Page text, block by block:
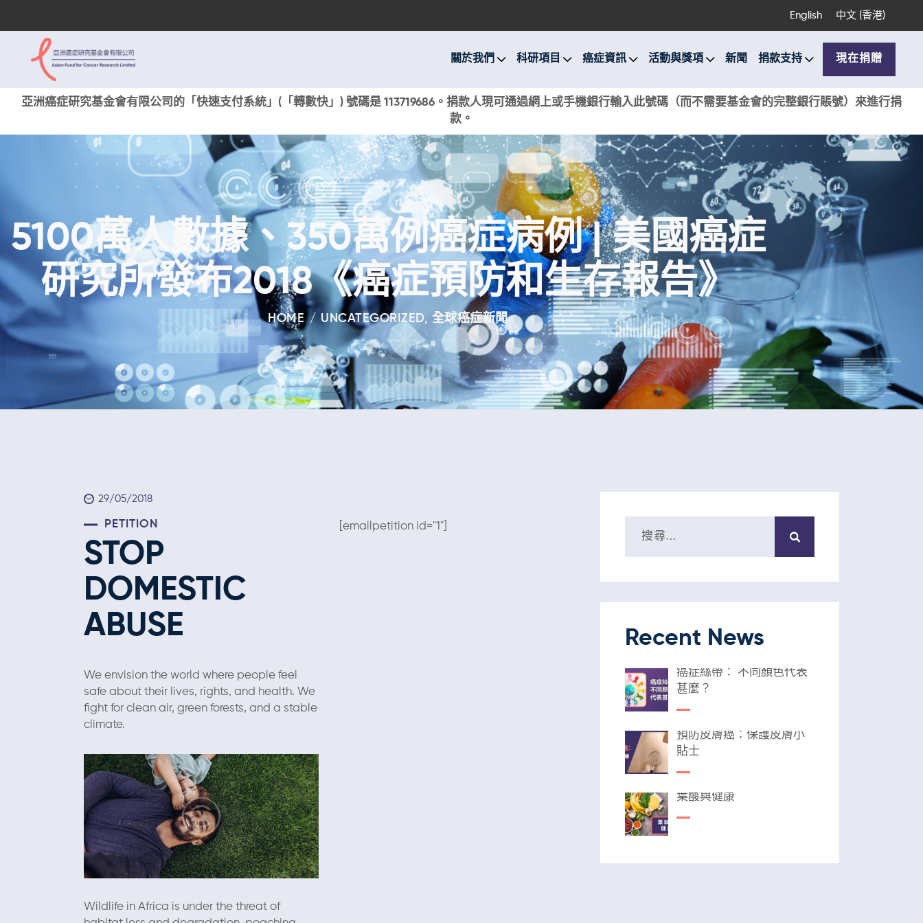
English 中文 (香港)
關於我們 科研項目 癌症資訊 活動與獎項 新聞 捐款支持 現在捐贈
亞洲癌症研究基金會有限公司的「快速支付系統」(「轉數快」) 號碼是 113719686。捐款人現可通過網上或手機銀行輸入此號碼（而不需要基金會的完整銀行賬號）來進行捐
款。
5100萬人數據、350萬例癌症病例 | 美國癌症
研究所發布2018《癌症預防和生存報告》
HOME UNCATEGORIZED, 全球癌症新聞
癌症資訊
活動與獎項
新聞
捐款支持
現在捐贈
29/05/2018
PETITION
STOP
DOMESTIC
ABUSE
We envision the world where people feel
safe about their lives, rights, and health. We
fight for clean air, green forests, and a stable
climate.
Wildlife in Africa is under the threat of
[emailpetition id="1"]
Recent News
癌症絲帶： 不同顏色代表
甚麼？
預防皮膚癌：保護皮膚小
貼士
葉酸與健康